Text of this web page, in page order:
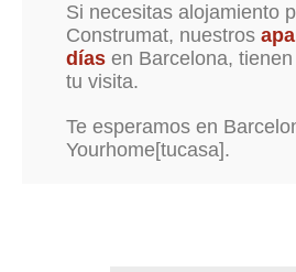
Si necesitas alojamiento
Construmat, nuestros
días en Barcelona,
tu visita.
Te esperamos en
Yourhome[tucasa].